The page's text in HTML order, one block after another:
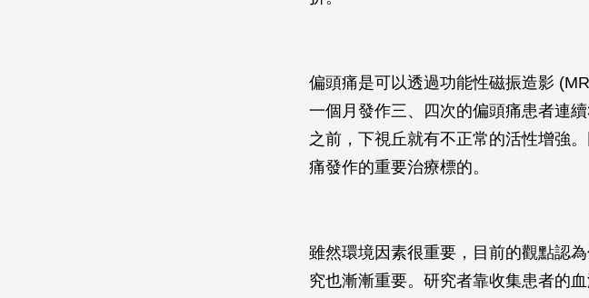
偏頭痛是可以透過功能性磁振造影
一個月發作三、四次的偏頭痛患者連
之前，下視丘就有不正常的活性增強
痛發作的重要治療標的。
雖然環境因素很重要，目前的觀點認
究也漸漸重要。研究者靠收集患者的